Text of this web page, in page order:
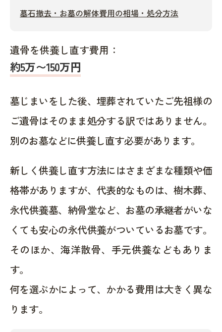
墓石撤去・お墓の解体費用の相場・処分方法
遺骨を供養し直す費用：
約5万〜150万円
墓じまいをした後、埋葬されていたご先祖様の
ご遺骨はそのまま処分する訳ではありません。
別のお墓などに供養し直す必要があります。
新しく供養し直す方法にはさまざまな種類や価
格帯がありますが、代表的なものは、樹木葬、
永代供養墓、納骨堂など、お墓の承継者がいな
くても安心の永代供養がついているお墓です。
そのほか、海洋散骨、手元供養などもありま
す。
何を選ぶかによって、かかる費用は大きく異な
ります。